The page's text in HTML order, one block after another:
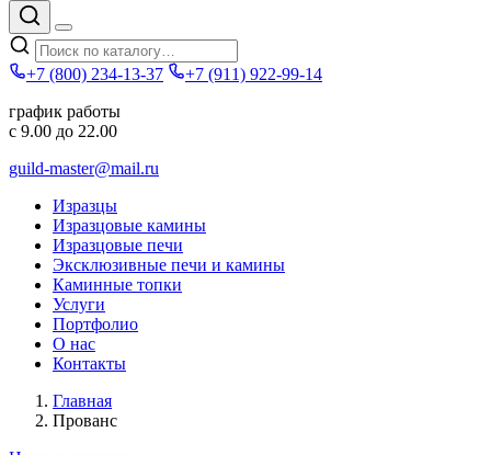
Поиск
по
каталогу
Меню
+7 (800) 234-13-37
+7 (911) 922-99-14
график работы
с 9.00 до 22.00
guild-master@mail.ru
Изразцы
Изразцовые камины
Изразцовые печи
Эксклюзивные печи и камины
Каминные топки
Услуги
Портфолио
О нас
Контакты
Главная
Прованс